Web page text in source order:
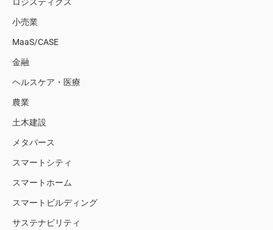
ロジスティクス
小売業
MaaS/CASE
金融
ヘルスケア・医療
農業
土木建設
メタバース
スマートシティ
スマートホーム
スマートビルディング
サステナビリティ